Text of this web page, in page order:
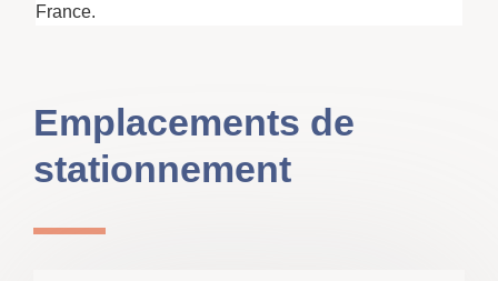
France.
Emplacements de
stationnement